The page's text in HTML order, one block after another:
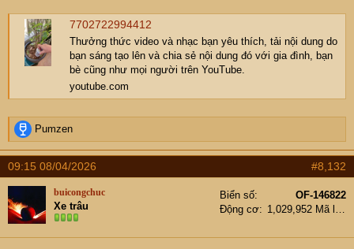
7702722994412
Thưởng thức video và nhạc bạn yêu thích, tải nội dung do
bạn sáng tạo lên và chia sẻ nội dung đó với gia đình, bạn
bè cũng như mọi người trên YouTube.
youtube.com
R
e
a
c
t
o
n
s
Pumzen
09:15 08/04/2026 #8,132
buicongchuc
Xe trâu
Biển số
OF-146822
Động cơ
1,029,952 Mã lực